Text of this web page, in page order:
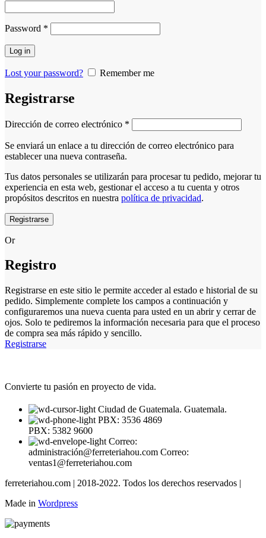
Password *
Log in
Lost your password? Remember me
Registrarse
Dirección de correo electrónico *
Se enviará un enlace a tu dirección de correo electrónico para
establecer una nueva contraseña.
Tus datos personales se utilizarán para procesar tu pedido, mejorar tu
experiencia en esta web, gestionar el acceso a tu cuenta y otros
propósitos descritos en nuestra política de privacidad.
Registrarse
Or
Registro
Registrarse en este sitio le permite acceder al estado e historial de su
pedido. Simplemente complete los campos a continuación y
configuraremos una nueva cuenta para usted en un abrir y cerrar de
ojos. Solo te pediremos la información necesaria para que el proceso
de compra sea más rápido y sencillo.
Registrarse
Convierte tu pasión en proyecto de vida.
Ciudad de Guatemala. Guatemala.
PBX: 3536 4869
PBX: 5382 9600
Correo:
administración@ferreteriahou.com Correo:
ventas1@ferreteriahou.com
ferreteriahou.com | 2018-2022. Todos los derechos reservados |
Made in Wordpress